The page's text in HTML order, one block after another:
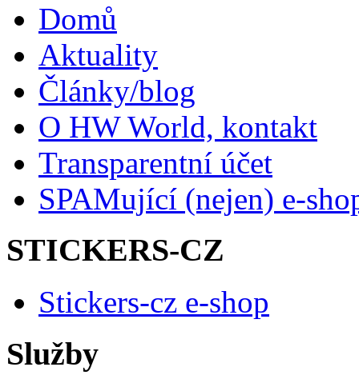
Domů
Aktuality
Články/blog
O HW World, kontakt
Transparentní účet
SPAMující (nejen) e-
STICKERS-CZ
Stickers-cz e-shop
Služby